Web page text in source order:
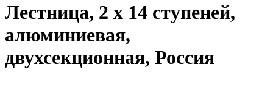
Лестница, 2 х 14 ступеней,
алюминиевая,
двухсекционная, Россия